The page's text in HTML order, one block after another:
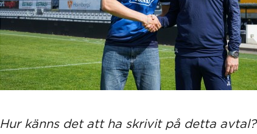
Hur känns det att ha skrivit på detta avtal?